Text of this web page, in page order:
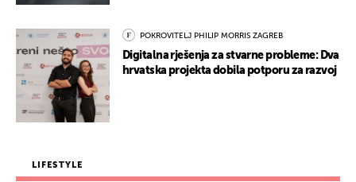
POKROVITELJ PHILIP MORRIS ZAGREB
Digitalna rješenja za stvarne probleme: Dva
hrvatska projekta dobila potporu za razvoj
LIFESTYLE